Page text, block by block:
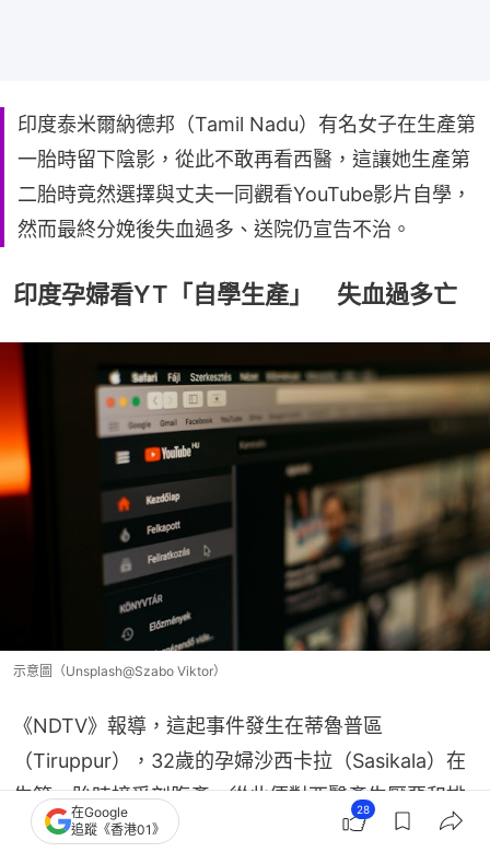
印度泰米爾納德邦（Tamil Nadu）有名女子在生產第
一胎時留下陰影，從此不敢再看西醫，這讓她生產第
二胎時竟然選擇與丈夫一同觀看YouTube影片自學，
然而最終分娩後失血過多、送院仍宣告不治。
印度孕婦看YT「自學生產」 失血過多亡
示意圖（Unsplash@Szabo Viktor）
《NDTV》報導，這起事件發生在蒂魯普區
（Tiruppur），32歲的孕婦沙西卡拉（Sasikala）在
生第一胎時接受剖腹產，從此便對西醫產生厭惡和排
斥的情緒。她與丈夫柯蘭泰薩米（Kolanthaisamy）
在Google
追蹤《香港01》
28